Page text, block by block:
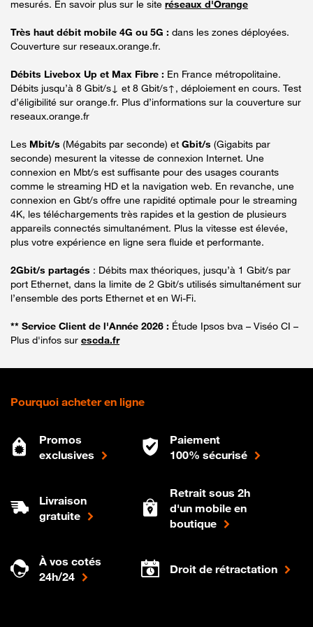
mesurés. En savoir plus sur le site réseaux d'Orange
Très haut débit mobile 4G ou 5G : dans les zones déployées.
Couverture sur reseaux.orange.fr.
Débits Livebox Up et Max Fibre : En France métropolitaine.
Débits jusqu’à 8 Gbit/s↓ et 8 Gbit/s↑, déploiement en cours. Test
d’éligibilité sur orange.fr. Plus d’informations sur la couverture sur
reseaux.orange.fr
Les Mbit/s (Mégabits par seconde) et Gbit/s (Gigabits par
seconde) mesurent la vitesse de connexion Internet. Une
connexion en Mbt/s est suffisante pour des usages courants
comme le streaming HD et la navigation web. En revanche, une
connexion en Gbt/s offre une rapidité optimale pour le streaming
4K, les téléchargements très rapides et la gestion de plusieurs
appareils connectés simultanément. Plus la vitesse est élevée,
plus votre expérience en ligne sera fluide et performante.
2Gbit/s partagés : Débits max théoriques, jusqu’à 1 Gbit/s par
port Ethernet, dans la limite de 2 Gbit/s utilisés simultanément sur
l’ensemble des ports Ethernet et en Wi-Fi.
** Service Client de l'Année 2026 : Étude Ipsos bva – Viséo CI –
Plus d'infos sur escda.fr
Pourquoi acheter en ligne
Promos
exclusives
Paiement
100% sécurisé
Livraison
gratuite
Retrait sous 2h
d'un mobile en
boutique
À vos cotés
24h/24
Droit de rétractation